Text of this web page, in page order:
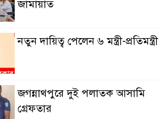
জামায়াত
নতুন দায়িত্ব পেলেন ৬ মন্ত্রী-প্রতিমন্ত্রী
জগন্নাথপুরে দুই পলাতক আসামি
গ্রেফতার